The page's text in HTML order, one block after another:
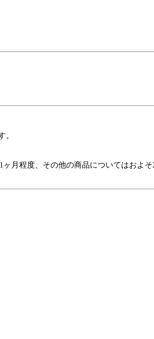
。
月程度、その他の商品についてはおよ